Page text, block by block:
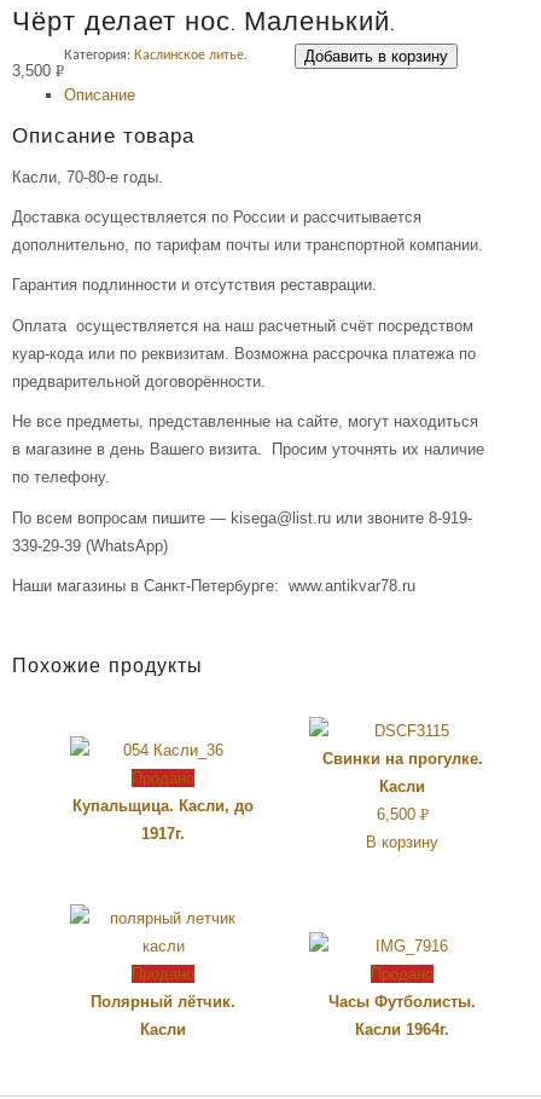
Чёрт делает нос. Маленький.
3,500 Р
УБ.
Добавить в корзину
Категория: Каслинское литье.
Описание
Описание товара
Касли, 70-80-е годы.
Доставка осуществляется по России и рассчитывается
дополнительно, по тарифам почты или транспортной компании.
Гарантия подлинности и отсутствия реставрации.
Оплата осуществляется на наш расчетный счёт посредством
куар-кода или по реквизитам. Возможна рассрочка платежа по
предварительной договорённости.
Не все предметы, представленные на сайте, могут находиться
в магазине в день Вашего визита. Просим уточнять их наличие
по телефону.
По всем вопросам пишите — kisega@list.ru или звоните 8-919-
339-29-39 (WhatsApp)
Наши магазины в Санкт-Петербурге: www.antikvar78.ru
Похожие продукты
Продано
Купальщица. Касли, до
1917г.
Свинки на прогулке.
Касли
6,500Р
УБ.
В корзину
Продано
Полярный лётчик.
Касли
Продано
Часы Футболисты.
Касли 1964г.